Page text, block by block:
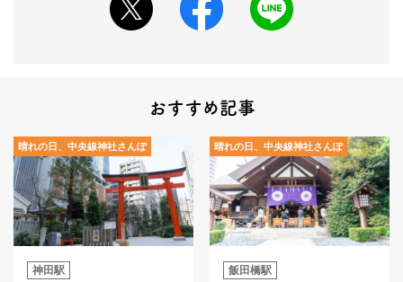
おすすめ記事
晴れの日、中央線神社さんぽ
神田駅
晴れの日、中央線神社さんぽ
飯田橋駅